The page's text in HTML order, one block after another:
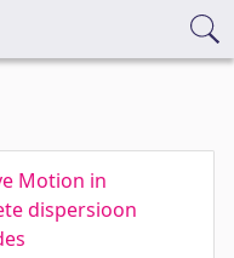
Motion in
dispersioon